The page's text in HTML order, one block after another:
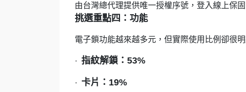
由台灣總代理提供唯一授權序號，登入線上保
挑選重點四：功能
電子鎖功能越來越多元，但實際使用比例卻很明
· 指紋解鎖：53%
· 卡片：19%